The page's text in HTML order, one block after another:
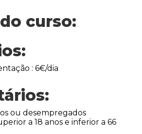
curso:
: 6€/dia
ou desempregados
a 18 anos e inferior a 66